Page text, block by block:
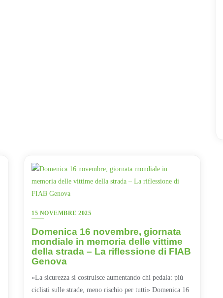
15 NOVEMBRE 2025
Domenica 16 novembre, giornata
mondiale in memoria delle vittime
della strada – La riflessione di FIAB
Genova
«La sicurezza si costruisce aumentando chi pedala: più
ciclisti sulle strade, meno rischio per tutti» Domenica 16